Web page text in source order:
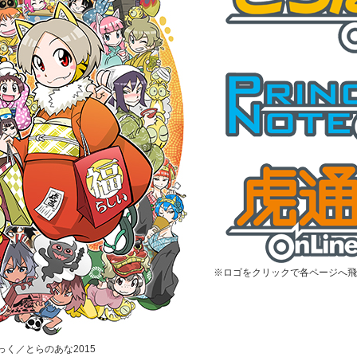
く／とらのあな2015
※ロゴをクリックで各ページへ